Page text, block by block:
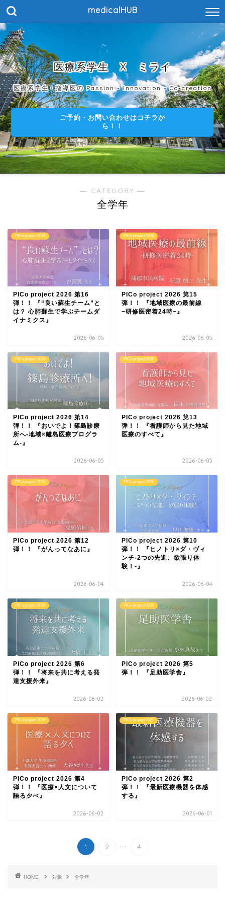
medicalHUB
医療系学生 X ミライ
医療系学生・指導医の Passion - Innovation - Co-creation
ご予約・お問い合わせはコチラか
ら！！
― CATEGORY ―
全学年
PICo project 2026
PICo project 2026 第16
弾！！ 『“良い蘇生チーム”と
は？ 心肺蘇生で学ぶチームダ
イナミクス』
2026-06-05
PICo project 2026
PICo project 2026 第15
弾！！ 『地域医療の最前線
−研修医密着24時−』
2026-06-05
PICo project 2026
PICo project 2026 第14
弾！！ 『おいでよ！篠島診療
所へ-地域×離島医療プログラ
ム-』
2026-06-05
PICo project 2026
PICo project 2026 第13
弾！！ 『看護師から見た地域
医療のすべて』
2026-06-05
PICo project 2026
PICo project 2026 第12
弾！！ 『がんってなあに』
2026-06-04
PICo project 2026
PICo project 2026 第10
弾！！ 『ヒノトリ×ダ・ヴィ
ンチ-2つの先進、欲張り体
験！-』
2026-06-04
PICo project 2026
PICo project 2026 第6
弾！！ 『将来を共に考える発
達支援外来』
2026-06-02
PICo project 2026
PICo project 2026 第5
弾！！ 『足助医学舎』
2026-06-02
PICo project 2026
PICo project 2026 第4
弾！！ 『医療×人文について
語る夕べ』
2026-06-02
PICo project 2026
PICo project 2026 第2
弾！！ 『最新医療機器を体感
する』
2026-06-01
1 2 ... 4
HOME 対象 全学年